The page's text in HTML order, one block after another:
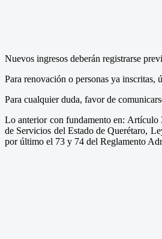
Nuevos ingresos deberán registrarse
Para renovación o personas ya inscritas,
Para cualquier duda, favor de
Lo anterior con fundamento en: Artículo
de Servicios del Estado de Querétaro,
por último el 73 y 74 del Reglamento